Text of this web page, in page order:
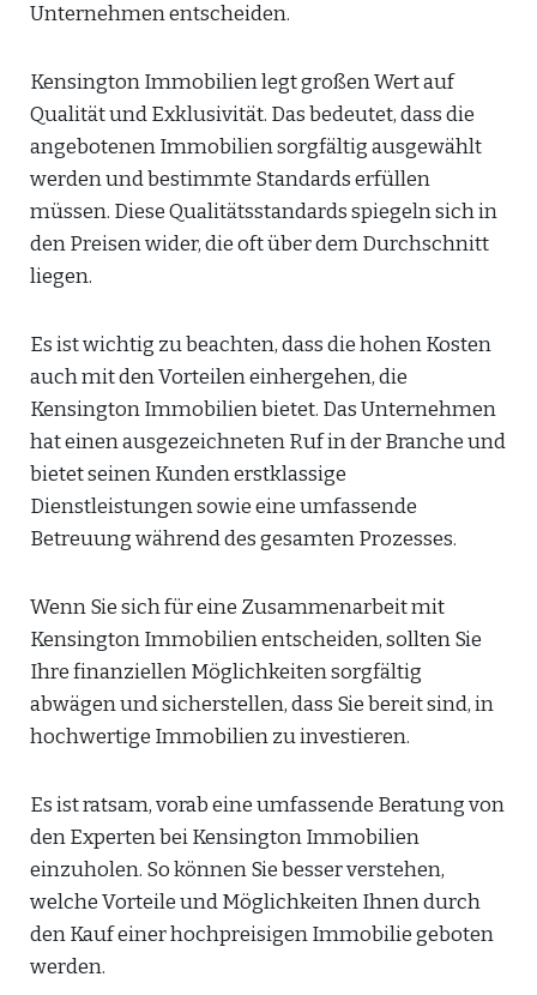
Unternehmen entscheiden.
Kensington Immobilien legt großen Wert auf
Qualität und Exklusivität. Das bedeutet, dass die
angebotenen Immobilien sorgfältig ausgewählt
werden und bestimmte Standards erfüllen
müssen. Diese Qualitätsstandards spiegeln sich in
den Preisen wider, die oft über dem Durchschnitt
liegen.
Es ist wichtig zu beachten, dass die hohen Kosten
auch mit den Vorteilen einhergehen, die
Kensington Immobilien bietet. Das Unternehmen
hat einen ausgezeichneten Ruf in der Branche und
bietet seinen Kunden erstklassige
Dienstleistungen sowie eine umfassende
Betreuung während des gesamten Prozesses.
Wenn Sie sich für eine Zusammenarbeit mit
Kensington Immobilien entscheiden, sollten Sie
Ihre finanziellen Möglichkeiten sorgfältig
abwägen und sicherstellen, dass Sie bereit sind, in
hochwertige Immobilien zu investieren.
Es ist ratsam, vorab eine umfassende Beratung von
den Experten bei Kensington Immobilien
einzuholen. So können Sie besser verstehen,
welche Vorteile und Möglichkeiten Ihnen durch
den Kauf einer hochpreisigen Immobilie geboten
werden.